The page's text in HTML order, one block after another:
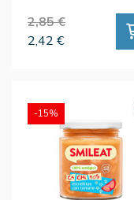
2,85 €
2,42 €
-15%